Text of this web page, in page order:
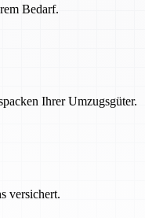
Bedarf.
Ihrer Umzugsgüter.
versichert.